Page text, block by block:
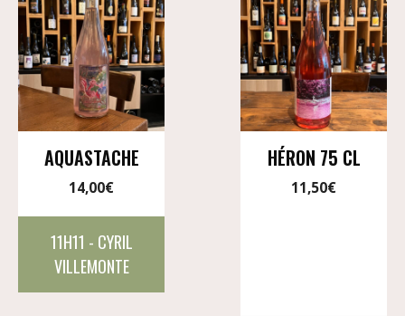
AQUASTACHE
14,00€
11H11 - CYRIL
VILLEMONTE
HÉRON 75 CL
11,50€